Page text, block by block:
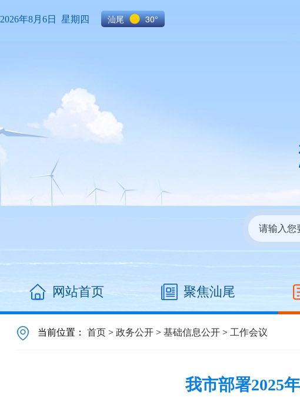
2026年8月6日 星期四 汕尾 30°
网站首页 聚焦汕尾
当前位置：首页 >政务公开 >基础信息公开 > 工作会议
我市部署2025